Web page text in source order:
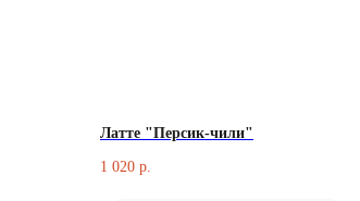
Латте "Персик-чили"
1 020 р.